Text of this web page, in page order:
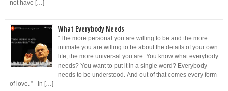
not have […]
What Everybody Needs
“The more personal you are willing to be and the more
intimate you are willing to be about the details of your own
life, the more universal you are. You know what everybody
needs? You want to put it in a single word? Everybody
needs to be understood. And out of that comes every form
of love. ” In […]